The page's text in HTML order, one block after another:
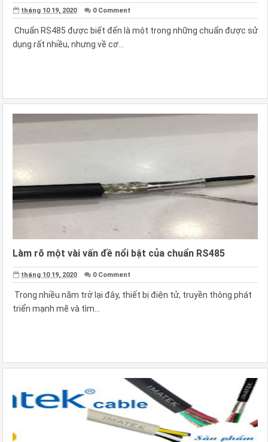
tháng 10 19, 2020 0 Comment
Chuẩn RS485 được biết đến là một trong những chuẩn được sử
dụng rất nhiều, nhưng về cơ...
Làm rõ một vài vấn đề nổi bật của chuẩn RS485
tháng 10 19, 2020 0 Comment
Trong nhiều năm trở lại đây, thiết bị điện tử, truyền thông phát
triển mạnh mẽ và tìm...